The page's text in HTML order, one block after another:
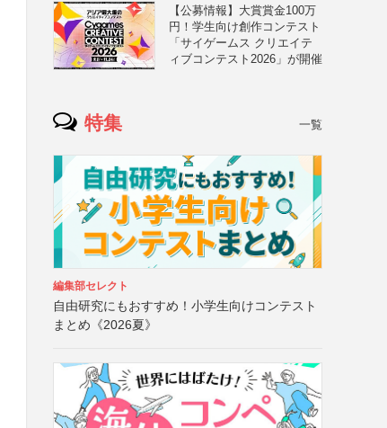
【公募情報】大賞賞金100万
円！学生向け創作コンテスト
「サイゲームス クリエイテ
ィブコンテスト2026」が開催
特集 一覧
編集部セレクト
自由研究にもおすすめ！小学生向けコンテスト
まとめ《2026夏》